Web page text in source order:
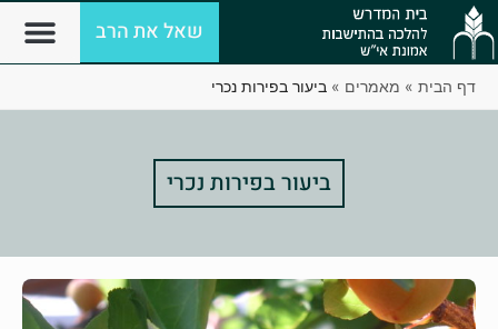
שאל את הרב
דף הבית » מאמרים » ביעור בפירות נכרי
ביעור בפירות נכרי